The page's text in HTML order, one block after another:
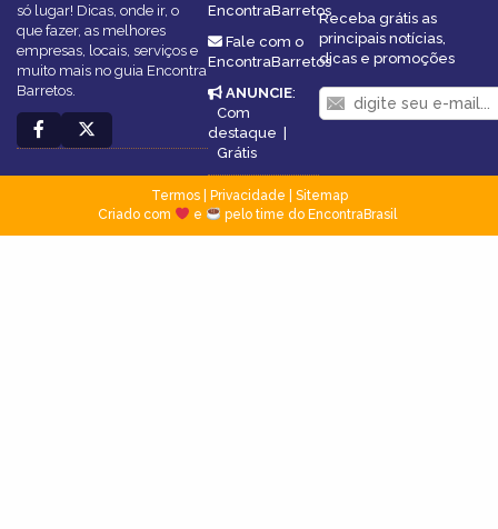
só lugar! Dicas, onde ir, o
que fazer, as melhores
empresas, locais, serviços e
muito mais no guia Encontra
Barretos.
EncontraBarretos
Fale com o
EncontraBarretos
ANUNCIE:
Com
destaque |
Grátis
Receba grátis as
principais notícias,
dicas e promoções
Termos| Privacidade
Sitemap
Criado com
e pelo time do EncontraBrasil